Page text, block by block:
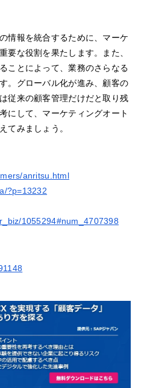
情報を統合するために、マーケ
要な役割を果たします。また、
ことによって、業務のさらなる
。グローバル化が進み、顧客の
従来の顧客管理だけだと取り残
にして、マーケティングオート
てみましょう。
anritsu.html
?p=13232
1055294#num_4707398